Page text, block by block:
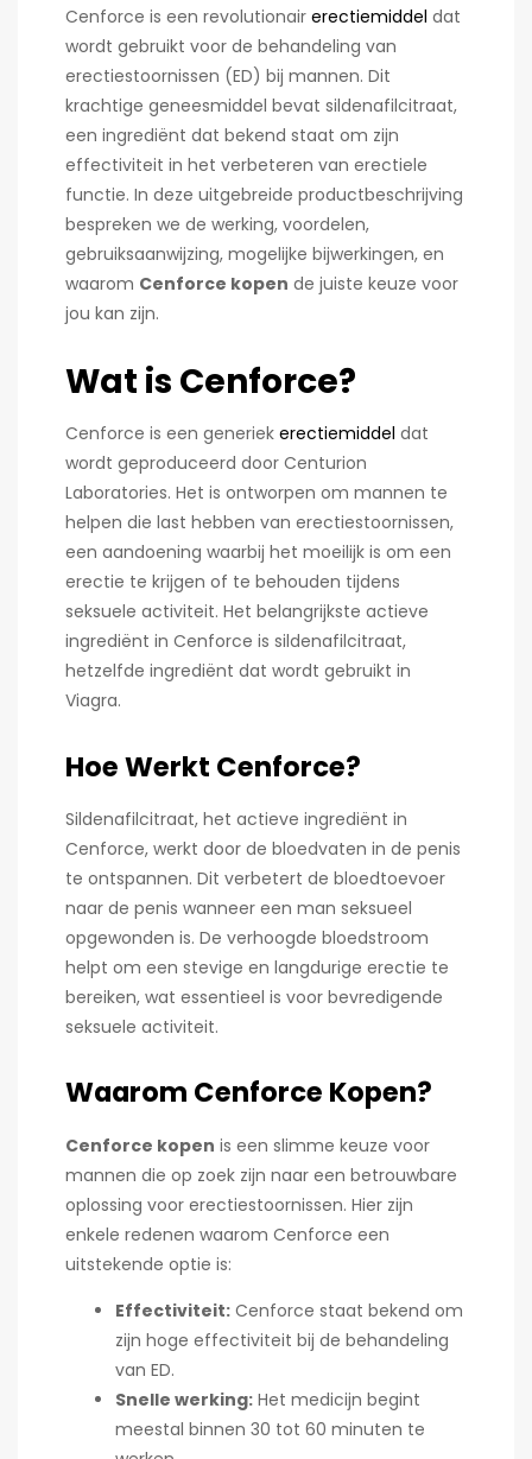
Cenforce is een revolutionair erectiemiddel dat
wordt gebruikt voor de behandeling van
erectiestoornissen (ED) bij mannen. Dit
krachtige geneesmiddel bevat sildenafilcitraat,
een ingrediënt dat bekend staat om zijn
effectiviteit in het verbeteren van erectiele
functie. In deze uitgebreide productbeschrijving
bespreken we de werking, voordelen,
gebruiksaanwijzing, mogelijke bijwerkingen, en
waarom Cenforce kopen de juiste keuze voor
jou kan zijn.
Wat is Cenforce?
Cenforce is een generiek erectiemiddel dat
wordt geproduceerd door Centurion
Laboratories. Het is ontworpen om mannen te
helpen die last hebben van erectiestoornissen,
een aandoening waarbij het moeilijk is om een
erectie te krijgen of te behouden tijdens
seksuele activiteit. Het belangrijkste actieve
ingrediënt in Cenforce is sildenafilcitraat,
hetzelfde ingrediënt dat wordt gebruikt in
Viagra.
Hoe Werkt Cenforce?
Sildenafilcitraat, het actieve ingrediënt in
Cenforce, werkt door de bloedvaten in de penis
te ontspannen. Dit verbetert de bloedtoevoer
naar de penis wanneer een man seksueel
opgewonden is. De verhoogde bloedstroom
helpt om een stevige en langdurige erectie te
bereiken, wat essentieel is voor bevredigende
seksuele activiteit.
Waarom Cenforce Kopen?
Cenforce kopen is een slimme keuze voor
mannen die op zoek zijn naar een betrouwbare
oplossing voor erectiestoornissen. Hier zijn
enkele redenen waarom Cenforce een
uitstekende optie is:
Effectiviteit: Cenforce staat bekend om
zijn hoge effectiviteit bij de behandeling
van ED.
Snelle werking: Het medicijn begint
meestal binnen 30 tot 60 minuten te